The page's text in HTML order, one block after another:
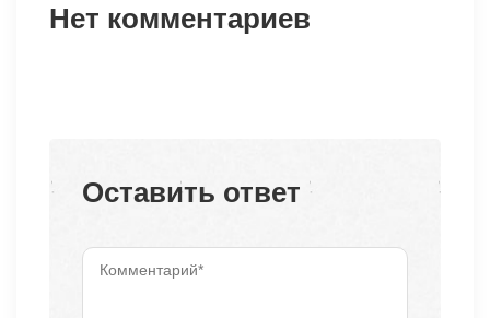
Нет комментариев
Оставить ответ